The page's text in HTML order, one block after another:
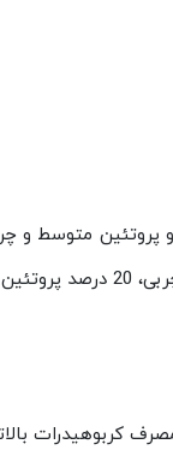
پروتئین متوسط و
کربوهیدرات